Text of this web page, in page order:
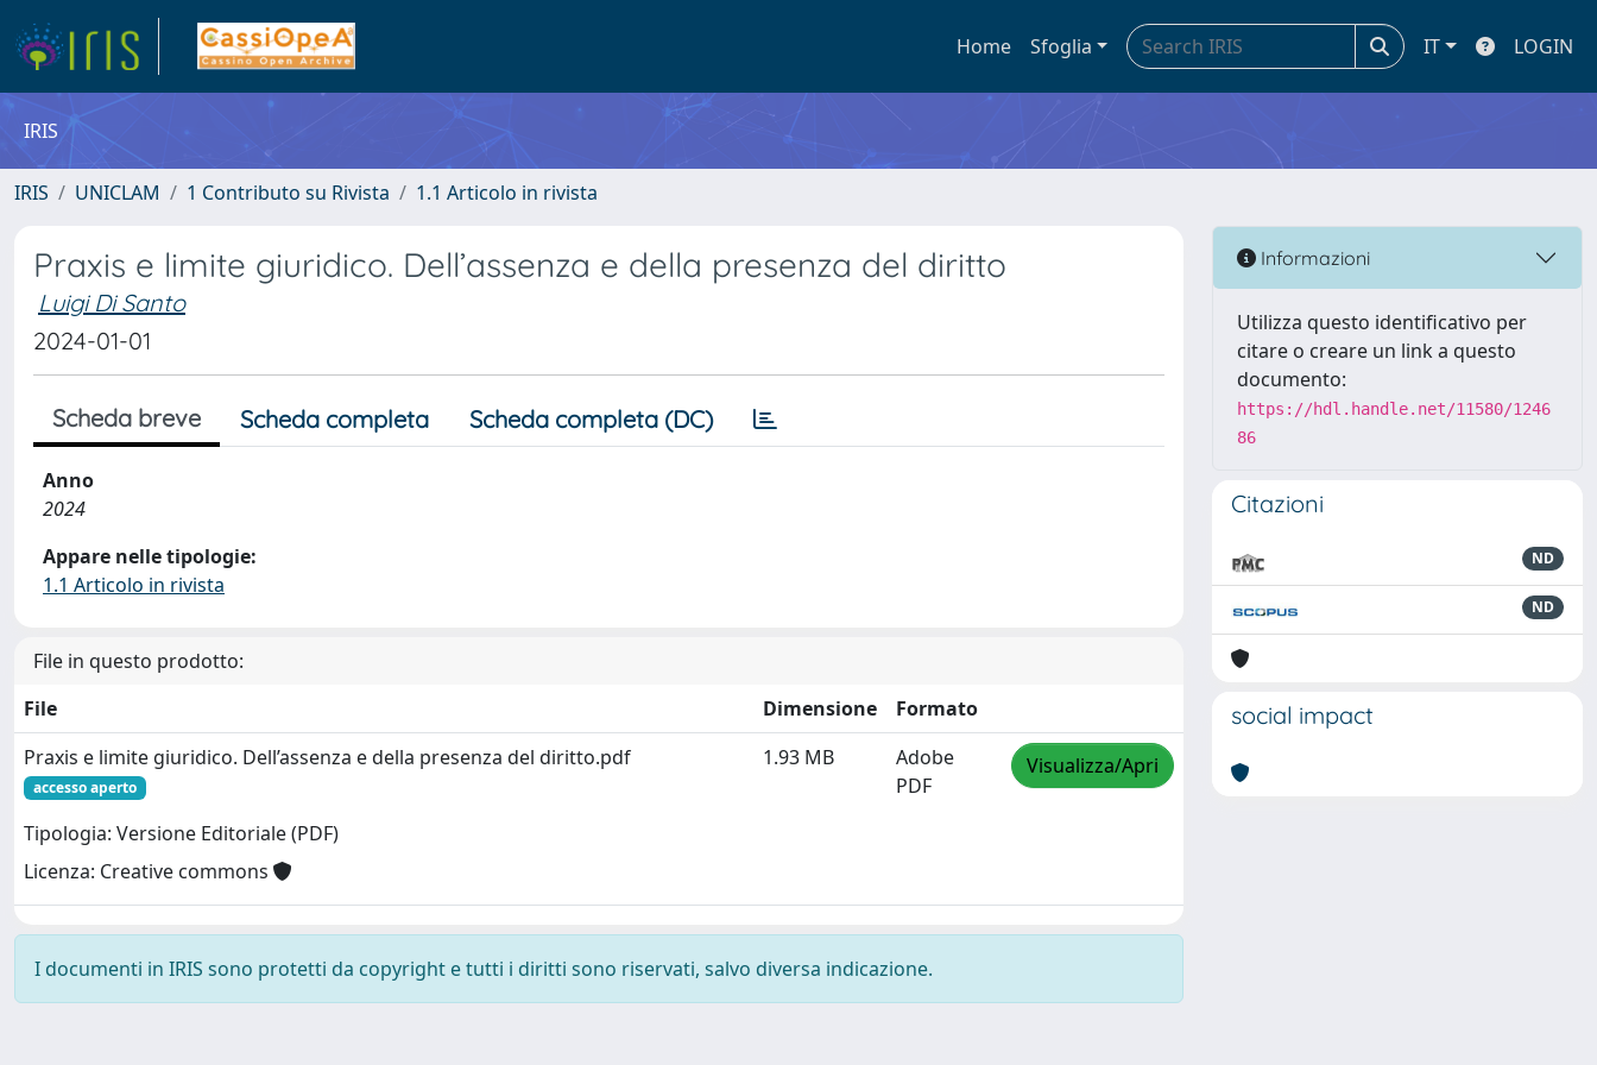
Home Sfoglia IT LOGIN
IRIS
IRIS UNICLAM 1 Contributo su Rivista 1.1 Articolo in rivista
Praxis e limite giuridico. Dell’assenza e della presenza del diritto
Luigi Di Santo
2024-01-01
Scheda breve Scheda completa Scheda completa (DC)
Anno
2024
Appare nelle tipologie:
1.1 Articolo in rivista
File in questo prodotto:
File
Dimensione
Formato
Praxis e limite giuridico. Dell’assenza e della presenza del diritto.pdf
accesso aperto
Tipologia: Versione Editoriale (PDF)
Licenza: Creative commons
1.93 MB
Adobe
PDF
Visualizza/Apri
I documenti in IRIS sono protetti da copyright e tutti i diritti sono riservati, salvo diversa indicazione.
Informazioni
Utilizza questo identificativo per
citare o creare un link a questo
documento:
https://hdl.handle.net/11580/1246
86
Citazioni
ND
ND
social impact